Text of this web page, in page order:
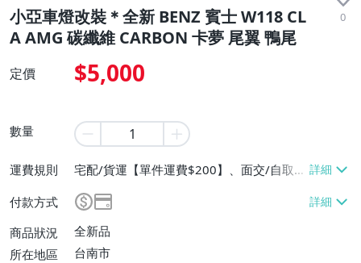
小亞車燈改裝＊全新 BENZ 賓士 W118 CL
A AMG 碳纖維 CARBON 卡夢 尾翼 鴨尾
0
定價 $5,000
數量
運費規則
宅配/貨運【單件運費$200】、面交/自取/
付款方式
商品狀況
全新品
所在地區
台南市